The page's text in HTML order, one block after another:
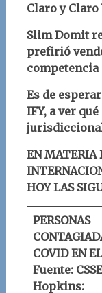
Claro y Claro
Slim Domit
prefirió
Es de
IFY, a ver
EN MATERIA
HOY LAS
PERSONAS
COVID EN
Fuente:
Hopkins: